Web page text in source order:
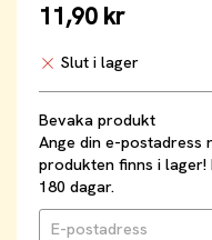
11,90 kr
Slut i lager
Bevaka produkt
Ange din e-postadress
produkten finns i
180 dagar.